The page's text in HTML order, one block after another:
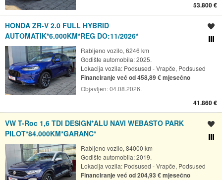
53.800 €
HONDA ZR-V 2.0 FULL HYBRID
AUTOMATIK*6.000KM*REG DO:11/2026*
Rabljeno vozilo, 6246 km
Godište automobila: 2025.
Lokacija vozila: Podsused - Vrapče, Podsused
Financiranje već od 458,89 € mjesečno
Objavljen:04.08.2026.
41.860 €
VW T-Roc 1,6 TDI DESIGN*ALU NAVI WEBASTO PARK
PILOT*84.000KM*GARANC*
Rabljeno vozilo, 84000 km
Godište automobila: 2019.
Lokacija vozila: Podsused - Vrapče, Podsused
Financiranje već od 204,93 € mjesečno